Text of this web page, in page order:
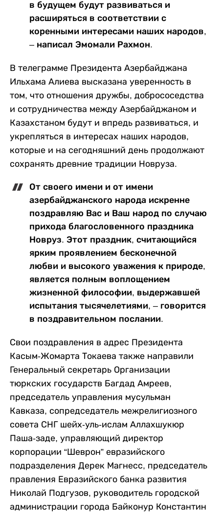
в будущем будут развиваться и
расширяться в соответствии с
коренными интересами наших народов,
– написал Эмомали Рахмон.
В телеграмме Президента Азербайджана
Ильхама Алиева высказана уверенность в
том, что отношения дружбы, добрососедства
и сотрудничества между Азербайджаном и
Казахстаном будут и впредь развиваться, и
укрепляться в интересах наших народов,
которые и на сегодняшний день продолжают
сохранять древние традиции Новруза.
От своего имени и от имени
азербайджанского народа искренне
поздравляю Вас и Ваш народ по случаю
прихода благословенного праздника
Новруз. Этот праздник, считающийся
ярким проявлением бесконечной
любви и высокого уважения к природе,
является полным воплощением
жизненной философии, выдержавшей
испытания тысячелетиями, – говорится
в поздравительном послании.
Свои поздравления в адрес Президента
Касым-Жомарта Токаева также направили
Генеральный секретарь Организации
тюркских государств Багдад Амреев,
председатель управления мусульман
Кавказа, сопредседатель межрелигиозного
совета СНГ шейх-уль-ислам Аллахшукюр
Паша-заде, управляющий директор
корпорации “Шеврон” евразийского
подразделения Дерек Магнесс, председатель
правления Евразийского банка развития
Николай Подгузов, руководитель городской
администрации города Байконур Константин